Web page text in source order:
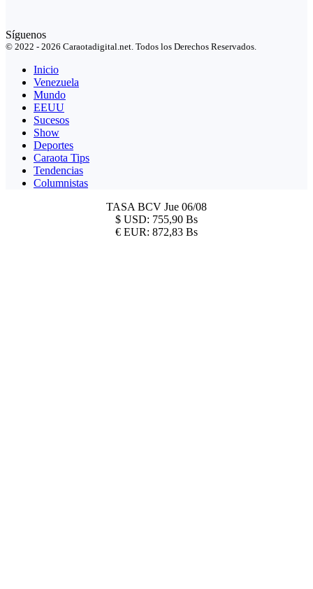
Síguenos
© 2022 - 2026 Caraotadigital.net. Todos los Derechos Reservados.
Inicio
Venezuela
Mundo
EEUU
Sucesos
Show
Deportes
Caraota Tips
Tendencias
Columnistas
TASA BCV Jue 06/08
$ USD: 755,90 Bs
€ EUR: 872,83 Bs